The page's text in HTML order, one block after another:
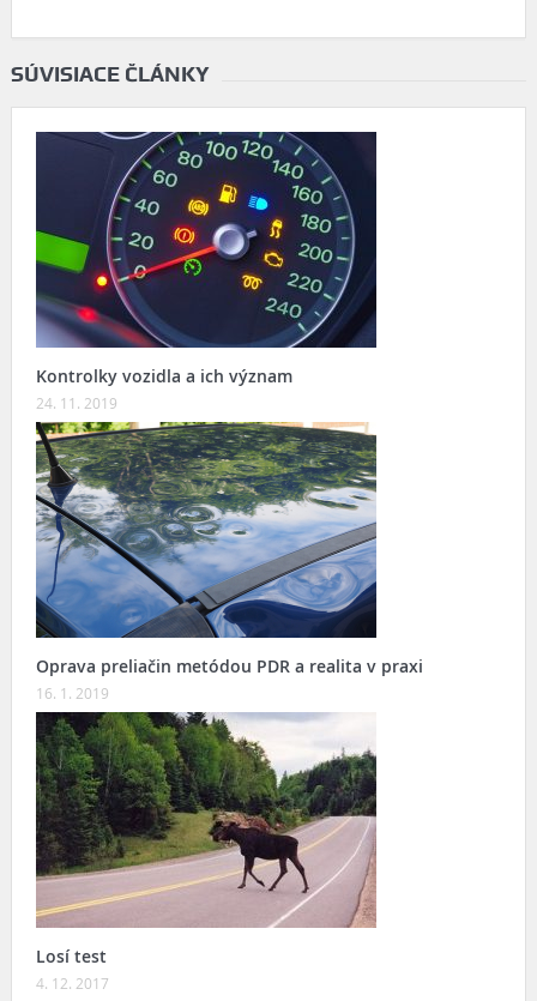
SÚVISIACE ČLÁNKY
Kontrolky vozidla a ich význam
24. 11. 2019
Oprava preliačin metódou PDR a realita v praxi
16. 1. 2019
Losí test
4. 12. 2017